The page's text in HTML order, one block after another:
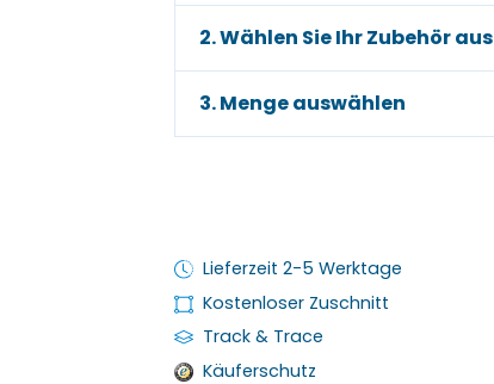
2. Wählen Sie Ihr Zubehör aus
3. Menge auswählen
Lieferzeit 2-5 Werktage
Kostenloser Zuschnitt
Track & Trace
Käuferschutz